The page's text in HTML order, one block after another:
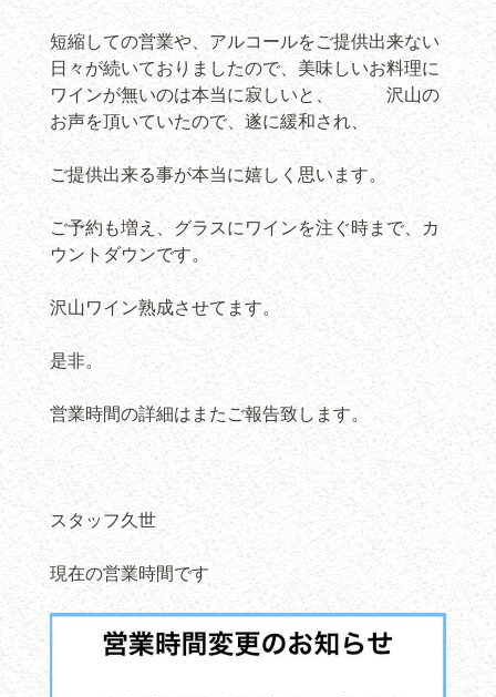
短縮しての営業や、アルコールをご提供出来ない
日々が続いておりましたので、美味しいお料理に
ワインが無いのは本当に寂しいと、 沢山の
お声を頂いていたので、遂に緩和され、
ご提供出来る事が本当に嬉しく思います。
ご予約も増え、グラスにワインを注ぐ時まで、カ
ウントダウンです。
沢山ワイン熟成させてます。
是非。
営業時間の詳細はまたご報告致します。
スタッフ久世
現在の営業時間です